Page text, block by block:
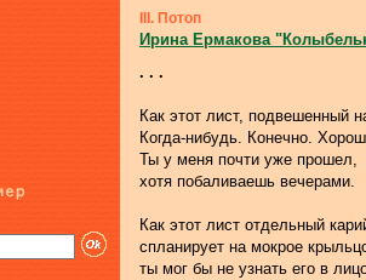
III. Потоп
Ирина Ермакова
. . .
Как этот лист, подвешенный
Когда-нибудь. Конечно.
Ты у меня почти уже прошел,
хотя побаливаешь вечерами.
Как этот лист отдельный
спланирует на мокрое
ты мог бы не узнать его в